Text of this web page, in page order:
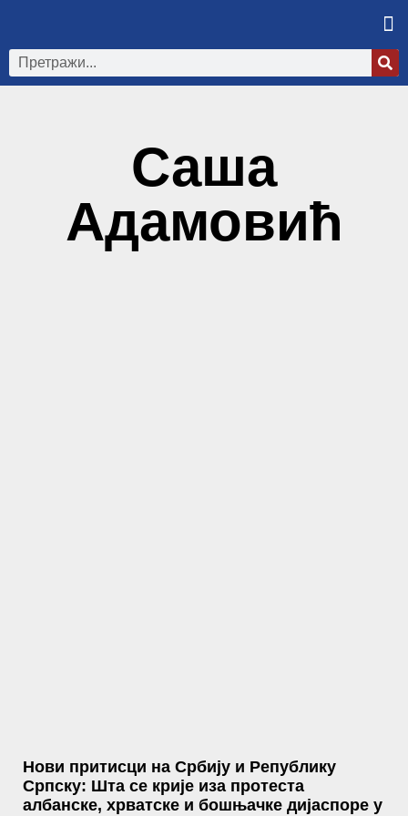
Саша
Адамовић
Нови притисци на Србију и Републику
Српску: Шта се крије иза протеста
албанске, хрватске и бошњачке дијаспоре у